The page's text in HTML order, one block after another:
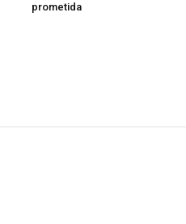
prometida